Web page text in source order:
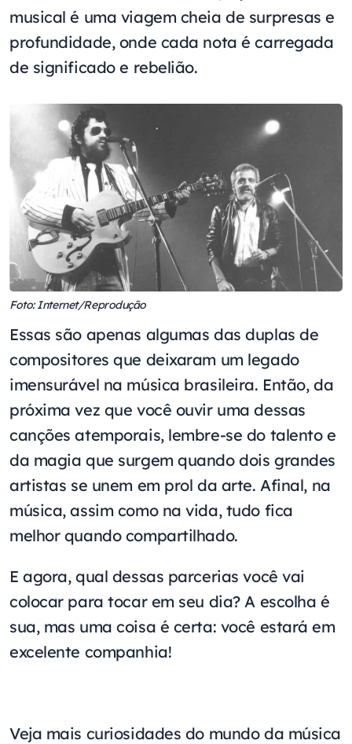
musical é uma viagem cheia de surpresas e
profundidade, onde cada nota é carregada
de significado e rebelião.
Foto: Internet/Reprodução
Essas são apenas algumas das duplas de
compositores que deixaram um legado
imensurável na música brasileira. Então, da
próxima vez que você ouvir uma dessas
canções atemporais, lembre-se do talento e
da magia que surgem quando dois grandes
artistas se unem em prol da arte. Afinal, na
música, assim como na vida, tudo fica
melhor quando compartilhado.
E agora, qual dessas parcerias você vai
colocar para tocar em seu dia? A escolha é
sua, mas uma coisa é certa: você estará em
excelente companhia!
Veja mais curiosidades do mundo da música